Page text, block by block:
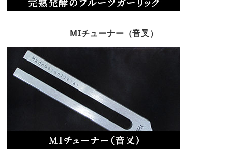
MIチューナー（音叉）